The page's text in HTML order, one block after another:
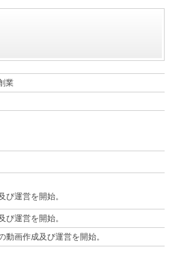
業
び運営を開始。
び運営を開始。
動画作成及び運営を開始。